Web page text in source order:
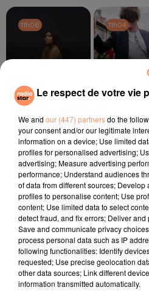
11h06
11h06 11h04
11h04
l'horoscope
Bélier
Le respect de votre vie
We and our (447) partnersdo the
your consent and/or our legitimate
information on a device; Use limited
profiles for personalised advertising;
advertising; Measure advertising
performance; Understand audiences
of data from different sources;
profiles to personalise content; Use
content; Use limited data to select
detect fraud, and fix errors; Deliver
Save and communicate privacy
process personal data such as IP
following functionalities: Identify
requested; Use precise geolocation
other data sources; Link different
information transmitted automatically.